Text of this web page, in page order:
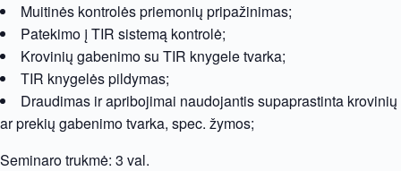
Muitinės kontrolės priemonių pripažinimas;
Patekimo į TIR sistemą kontrolė;
Krovinių gabenimo su TIR knygele tvarka;
ТIR knygelės pildymas;
Draudimas ir apribojimai naudojantis supaprastinta krovinių
ar prekių gabenimo tvarka, spec. žymos;
Seminaro trukmė: 3 val.